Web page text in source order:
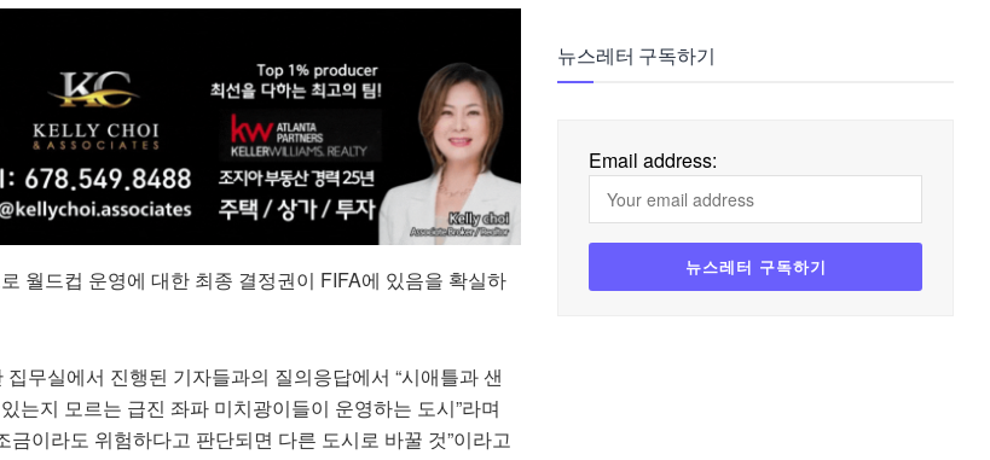
월드컵 운영에 대한 최종 결정권이 FIFA에 있음을 확실하
무실에서 진행된 기자들과의 질의응답에서 “시애틀과 샌
는지 모르는 급진 좌파 미치광이들이 운영하는 도시”라며
금이라도 위험하다고 판단되면 다른 도시로 바꿀 것”이라고
뉴스레터 구독하기
Email address: